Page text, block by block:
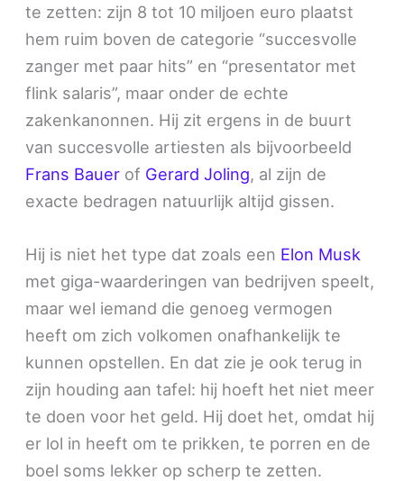
te zetten: zijn 8 tot 10 miljoen euro plaatst
hem ruim boven de categorie “succesvolle
zanger met paar hits” en “presentator met
flink salaris”, maar onder de echte
zakenkanonnen. Hij zit ergens in de buurt
van succesvolle artiesten als bijvoorbeeld
Frans Bauer of Gerard Joling, al zijn de
exacte bedragen natuurlijk altijd gissen.
Hij is niet het type dat zoals een Elon Musk
met giga-waarderingen van bedrijven speelt,
maar wel iemand die genoeg vermogen
heeft om zich volkomen onafhankelijk te
kunnen opstellen. En dat zie je ook terug in
zijn houding aan tafel: hij hoeft het niet meer
te doen voor het geld. Hij doet het, omdat hij
er lol in heeft om te prikken, te porren en de
boel soms lekker op scherp te zetten.